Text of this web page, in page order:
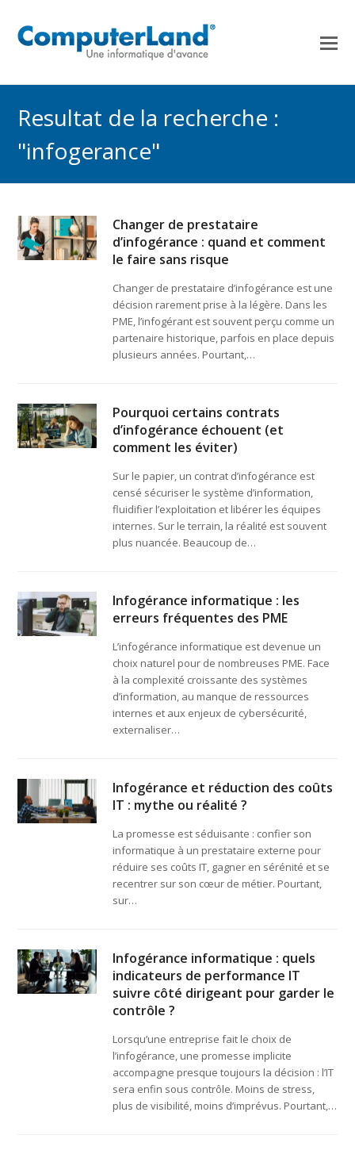
Resultat de la recherche :
"infogerance"
Changer de prestataire
d’infogérance : quand et comment
le faire sans risque
Changer de prestataire d’infogérance est une
décision rarement prise à la légère. Dans les
PME, l’infogérant est souvent perçu comme un
partenaire historique, parfois en place depuis
plusieurs années. Pourtant,…
Pourquoi certains contrats
d’infogérance échouent (et
comment les éviter)
Sur le papier, un contrat d’infogérance est
censé sécuriser le système d’information,
fluidifier l’exploitation et libérer les équipes
internes. Sur le terrain, la réalité est souvent
plus nuancée. Beaucoup de…
Infogérance informatique : les
erreurs fréquentes des PME
L’infogérance informatique est devenue un
choix naturel pour de nombreuses PME. Face
à la complexité croissante des systèmes
d’information, au manque de ressources
internes et aux enjeux de cybersécurité,
externaliser…
Infogérance et réduction des coûts
IT : mythe ou réalité ?
La promesse est séduisante : confier son
informatique à un prestataire externe pour
réduire ses coûts IT, gagner en sérénité et se
recentrer sur son cœur de métier. Pourtant,
sur…
Infogérance informatique : quels
indicateurs de performance IT
suivre côté dirigeant pour garder le
contrôle ?
Lorsqu’une entreprise fait le choix de
l’infogérance, une promesse implicite
accompagne presque toujours la décision : l’IT
sera enfin sous contrôle. Moins de stress,
plus de visibilité, moins d’imprévus. Pourtant,…